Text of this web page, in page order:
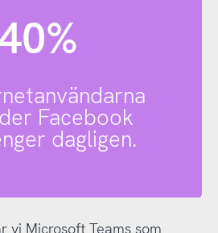
Facebook
dagligen.
vi Microsoft Teams som